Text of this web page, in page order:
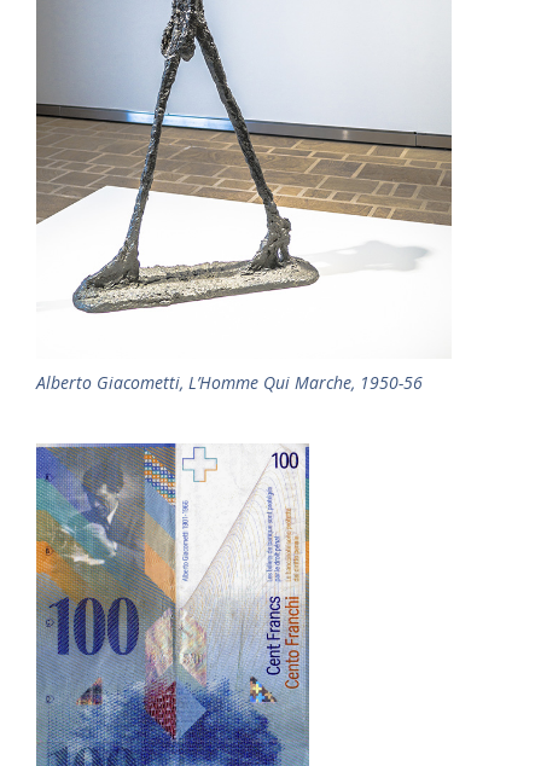
Alberto Giacometti, L’Homme Qui Marche, 1950-56